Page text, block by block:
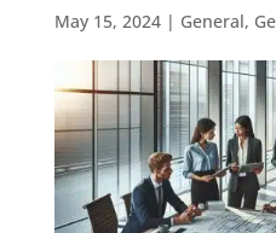
May 15, 2024| General,